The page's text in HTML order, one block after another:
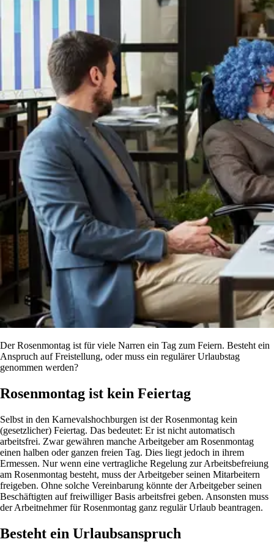
Der Rosenmontag ist für viele Narren ein Tag zum Feiern. Besteht ein
Anspruch auf Freistellung, oder muss ein regulärer Urlaubstag
genommen werden?
Rosenmontag ist kein Feiertag
Selbst in den Karnevalshochburgen ist der Rosenmontag kein
(gesetzlicher) Feiertag. Das bedeutet: Er ist nicht automatisch
arbeitsfrei. Zwar gewähren manche Arbeitgeber am Rosenmontag
einen halben oder ganzen freien Tag. Dies liegt jedoch in ihrem
Ermessen. Nur wenn eine vertragliche Regelung zur Arbeitsbefreiung
am Rosenmontag besteht, muss der Arbeitgeber seinen Mitarbeitern
freigeben. Ohne solche Vereinbarung könnte der Arbeitgeber seinen
Beschäftigten auf freiwilliger Basis arbeitsfrei geben. Ansonsten muss
der Arbeitnehmer für Rosenmontag ganz regulär Urlaub beantragen.
Besteht ein Urlaubsanspruch